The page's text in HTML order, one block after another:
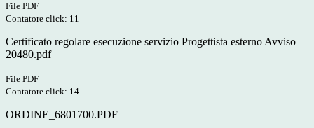
File PDF
Contatore click: 11
Certificato regolare esecuzione servizio Progettista esterno Avviso
20480.pdf
File PDF
Contatore click: 14
ORDINE_6801700.PDF